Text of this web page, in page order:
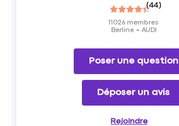
(44)
Berline AUDI
11026 membres
Poser une question
Déposer un avis
Rejoindre